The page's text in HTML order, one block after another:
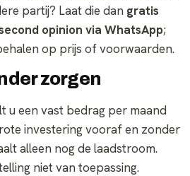
partij? Laat die dan gratis
opinion via WhatsApp;
op prijs of voorwaarden.
zorgen
u een vast bedrag per maand
investering vooraf en zonder
alleen nog de laadstroom.
niet van toepassing.